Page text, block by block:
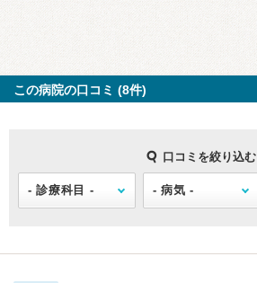
この病院の口コミ (8件)
口コミを絞り込む